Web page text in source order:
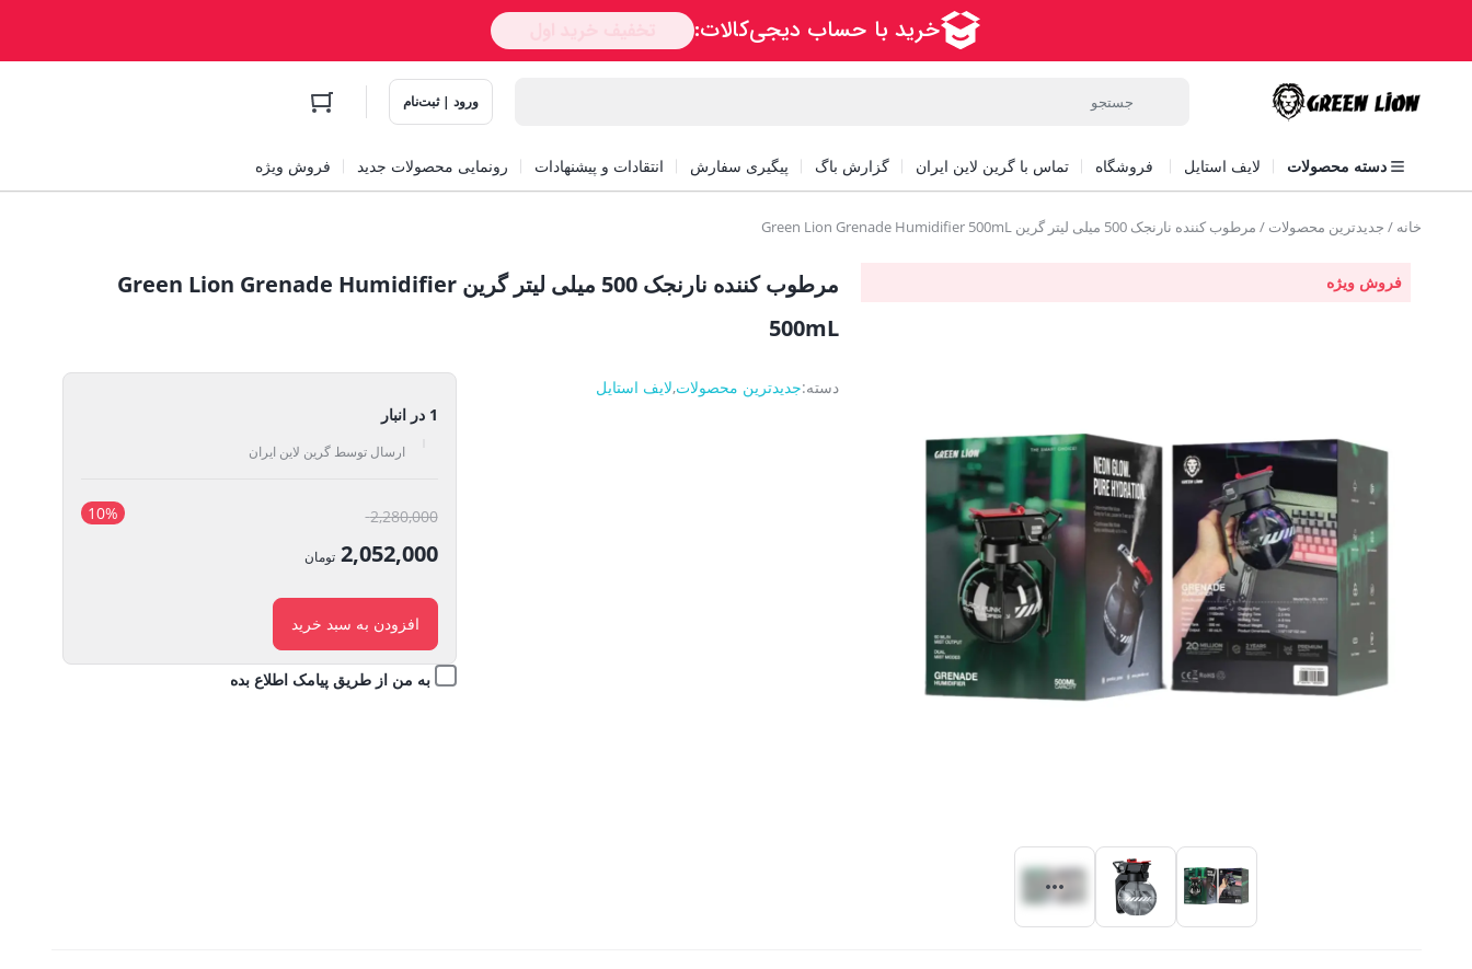
ورود | ثبت‌نام
دسته محصولات لایف استایل فروشگاه تماس با گرین لاین ایران گزارش باگ پیگیری سفارش انتقادات و پیشنهادات رونمایی محصولات جدید فروش ویژه
خانه / جدیدترین محصولات / مرطوب کننده نارنجک 500 میلی لیتر گرین Green Lion Grenade Humidifier 500mL
فروش ویژه
مرطوب کننده نارنجک 500 میلی لیتر گرین Green Lion Grenade Humidifier
500mL
دسته:جدیدترین محصولات,لایف استایل
1 در انبار
ارسال توسط گرین لاین ایران
10% 2,280,000قیمت
اصلی:
2,052,000 تومان
فعلی:
2,052,000 تومان.
افزودن به سبد خرید
به من از طریق پیامک اطلاع بده